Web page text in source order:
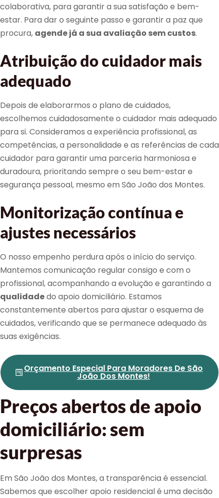
colaborativa, para garantir a sua satisfação e bem-
estar. Para dar o seguinte passo e garantir a paz que
procura, agende já a sua avaliação sem custos.
Atribuição do cuidador mais
adequado
Depois de elaborarmos o plano de cuidados,
escolhemos cuidadosamente o cuidador mais adequado
para si. Consideramos a experiência profissional, as
competências, a personalidade e as referências de cada
cuidador para garantir uma parceria harmoniosa e
duradoura, prioritando sempre o seu bem-estar e
segurança pessoal, mesmo em São João dos Montes.
Monitorização contínua e
ajustes necessários
O nosso empenho perdura após o início do serviço.
Mantemos comunicação regular consigo e com o
profissional, acompanhando a evolução e garantindo a
qualidadedo apoio domiciliário. Estamos
constantemente abertos para ajustar o esquema de
cuidados, verificando que se permanece adequado às
suas exigências.
Orçamento Especial Para Moradores De São
João Dos Montes!
Preços abertos de apoio
domiciliário: sem
surpresas
Em São João dos Montes, a transparência é essencial.
Sabemos que escolher apoio residencial é uma decisão